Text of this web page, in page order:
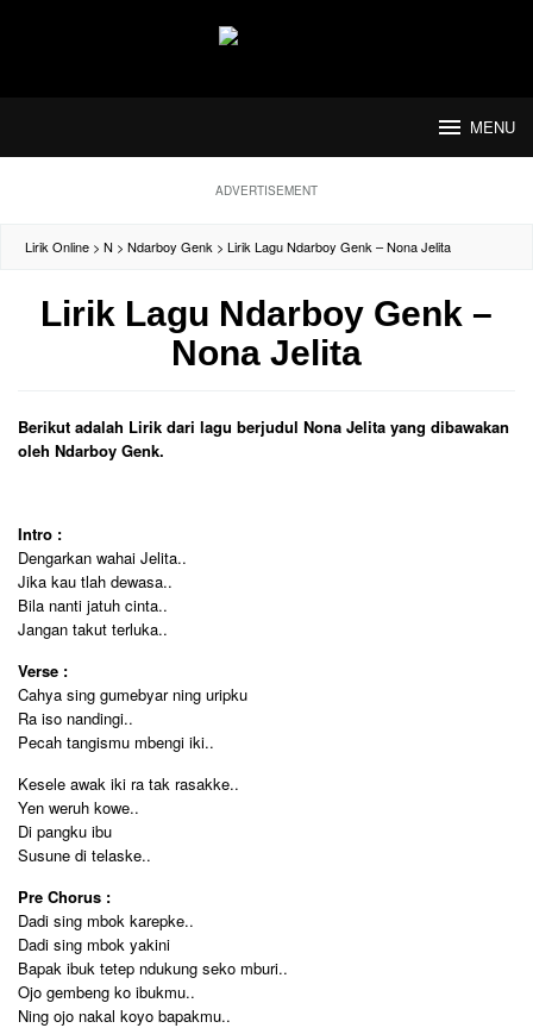
MENU
ADVERTISEMENT
Lirik Online > N > Ndarboy Genk > Lirik Lagu Ndarboy Genk – Nona Jelita
Lirik Lagu Ndarboy Genk –
Nona Jelita
Berikut adalah Lirik dari lagu berjudul Nona Jelita yang dibawakan
oleh Ndarboy Genk.
Intro :
Dengarkan wahai Jelita..
Jika kau tlah dewasa..
Bila nanti jatuh cinta..
Jangan takut terluka..
Verse :
Cahya sing gumebyar ning uripku
Ra iso nandingi..
Pecah tangismu mbengi iki..
Kesele awak iki ra tak rasakke..
Yen weruh kowe..
Di pangku ibu
Susune di telaske..
Pre Chorus :
Dadi sing mbok karepke..
Dadi sing mbok yakini
Bapak ibuk tetep ndukung seko mburi..
Ojo gembeng ko ibukmu..
Ning ojo nakal koyo bapakmu..